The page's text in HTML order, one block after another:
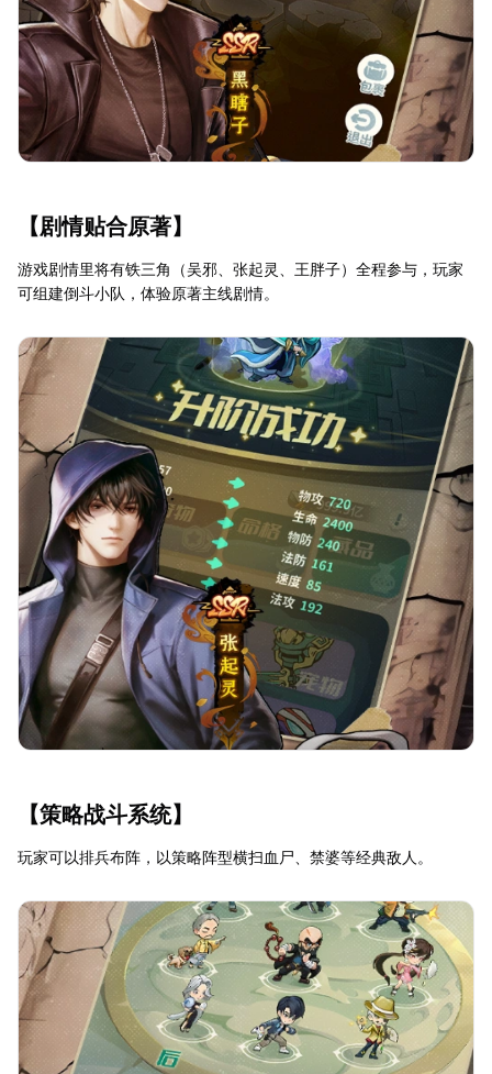
【剧情贴合原著】
游戏剧情里将有铁三角（吴邪、张起灵、王胖子）全程参与，玩家
可组建倒斗小队，体验原著主线剧情。
【策略战斗系统】
玩家可以排兵布阵，以策略阵型横扫血尸、禁婆等经典敌人。